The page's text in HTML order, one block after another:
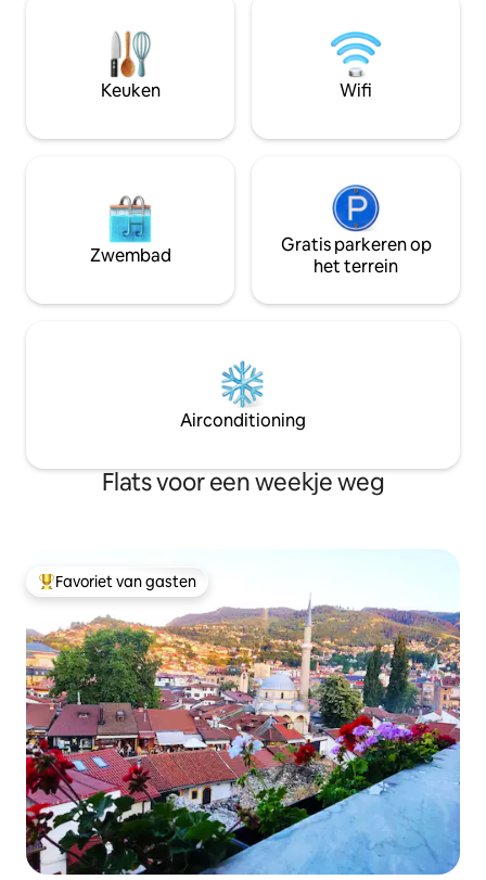
stadscentrum liggen allemaal op minder
dan vijf minuten lopen, terwijl de ligging
aan de rivier zorgt voor een rustige
sfeer ondanks de centrale locatie met
terras, het zal uw
onvergetelijk
Keuken Wifi
Zwembad
Gratis parkeren op
het terrein
Airconditioning
Flats voor een weekje weg
Topfavoriet van gasten
Favoriet van gasten